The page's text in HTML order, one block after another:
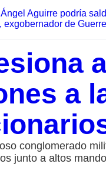
Aguirre podría
exgobernador de
a
conglomerado
junto a altos